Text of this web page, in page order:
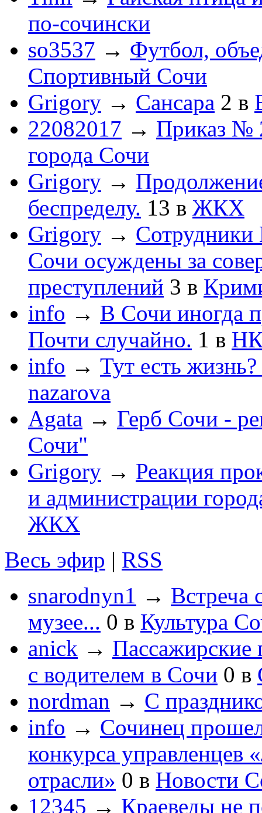
по-cочински
so3537 → Футбол,
Спортивный Сочи
Grigory → Сансара 2 в
22082017 → Приказ №
города Сочи
Grigory →
беспределу. 13 в ЖКХ
Grigory →
Сочи осуждены за
преступлений 3 в
info → В Сочи иногда
Почти случайно. 1 в
info → Тут есть
nazarova
Agata → Герб Сочи -
Сочи"
Grigory → Реакция
и администрации
ЖКХ
Весь эфир | RSS
snarodnyn1 → Встреча
музее... 0 в Культура
anick → Пассажирские
с водителем в Сочи 0 в
nordman → С
info → Сочинец
конкурса управленцев
отрасли» 0 в Новости
12345 → Краеведы не